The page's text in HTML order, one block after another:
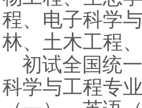
程、电子科学
林、土木工程
初试全国统
科学与工程专